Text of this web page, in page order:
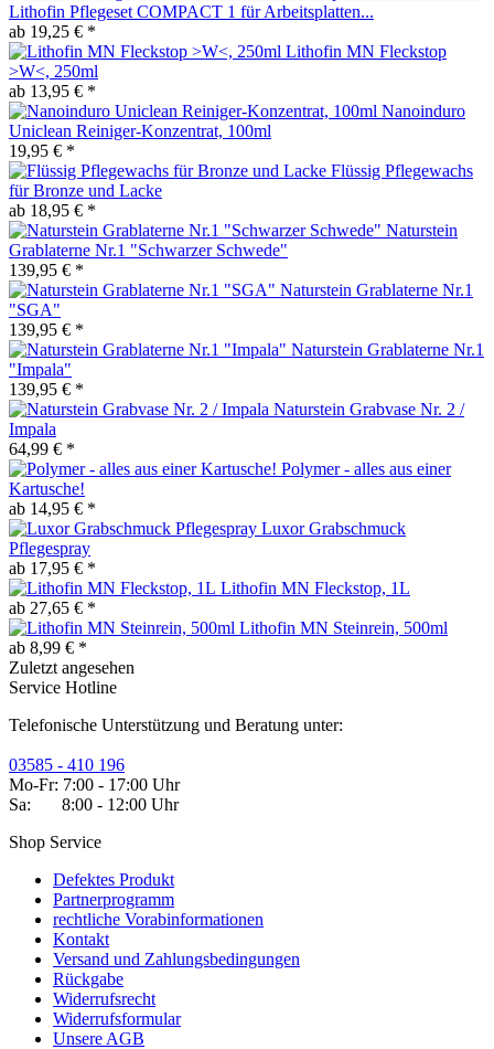
Lithofin Pflegeset COMPACT 1 für Arbeitsplatten...
ab 19,25 € *
Lithofin MN Fleckstop
>W<, 250ml
ab 13,95 € *
Nanoinduro
Uniclean Reiniger-Konzentrat, 100ml
19,95 € *
Flüssig Pflegewachs
für Bronze und Lacke
ab 18,95 € *
Naturstein
Grablaterne Nr.1 "Schwarzer Schwede"
139,95 € *
Naturstein Grablaterne Nr.1
"SGA"
139,95 € *
Naturstein Grablaterne Nr.1
"Impala"
139,95 € *
Naturstein Grabvase Nr. 2 /
Impala
64,99 € *
Polymer - alles aus einer
Kartusche!
ab 14,95 € *
Luxor Grabschmuck
Pflegespray
ab 17,95 € *
Lithofin MN Fleckstop, 1L
ab 27,65 € *
Lithofin MN Steinrein, 500ml
ab 8,99 € *
Zuletzt angesehen
Service Hotline
Telefonische Unterstützung und Beratung unter:
03585 - 410 196
Mo-Fr: 7:00 - 17:00 Uhr
Sa: 8:00 - 12:00 Uhr
Shop Service
Defektes Produkt
Partnerprogramm
rechtliche Vorabinformationen
Kontakt
Versand und Zahlungsbedingungen
Rückgabe
Widerrufsrecht
Widerrufsformular
Unsere AGB